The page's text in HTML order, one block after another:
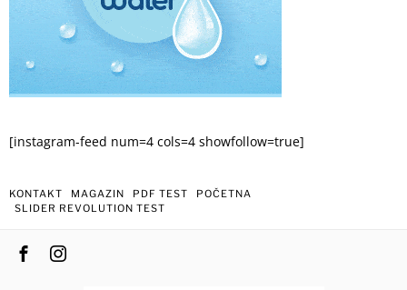
[instagram-feed num=4 cols=4 showfollow=true]
KONTAKT MAGAZIN PDF TEST
POČETNA
SLIDER REVOLUTION TEST